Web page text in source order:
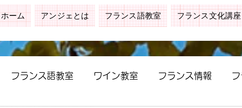
ホーム アンジェとは フランス語教室 フランス文化講座
フランス語教室 ワイン教室 フランス情報